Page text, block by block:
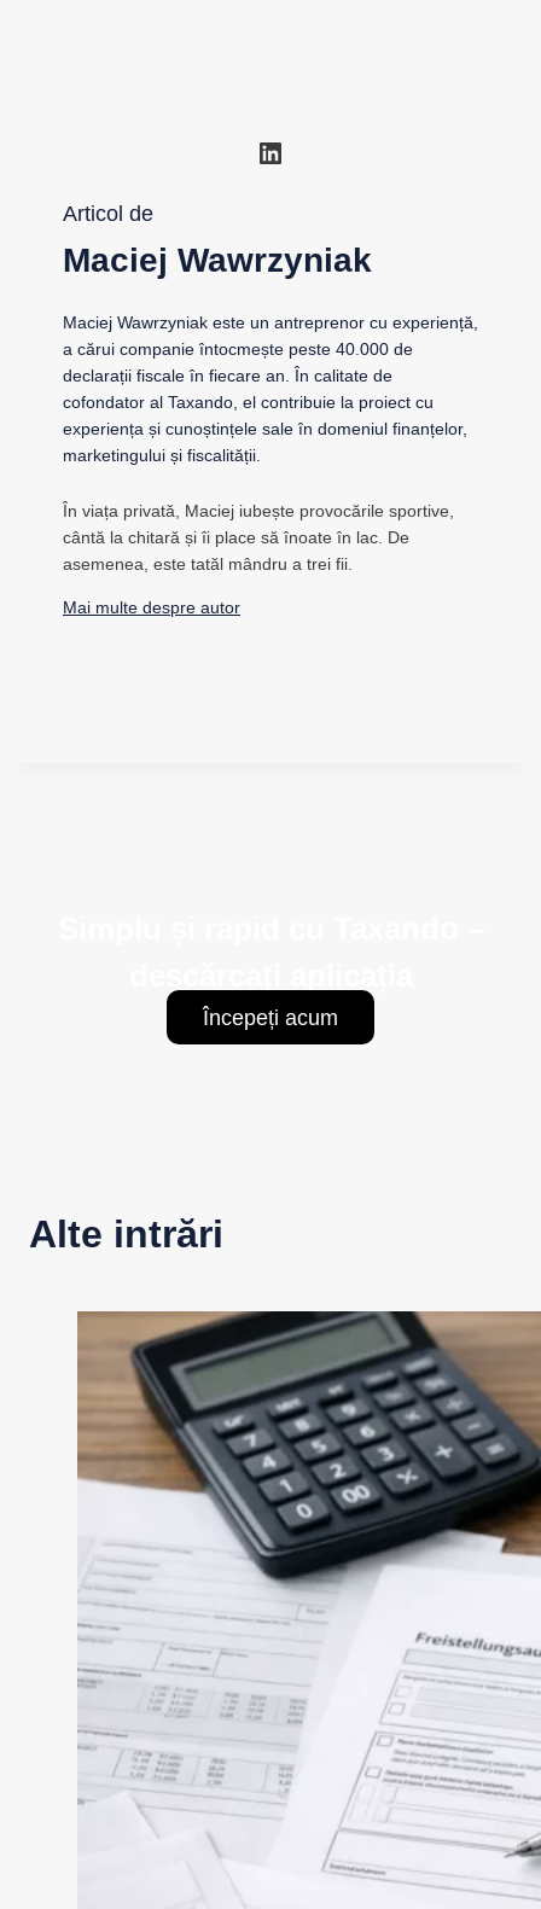
LinkedIn
Articol de
Maciej Wawrzyniak
Maciej Wawrzyniak este un antreprenor cu experiență,
a cărui companie întocmește peste 40.000 de
declarații fiscale în fiecare an. În calitate de
cofondator al Taxando, el contribuie la proiect cu
experiența și cunoștințele sale în domeniul finanțelor,
marketingului și fiscalității.
În viața privată, Maciej iubește provocările sportive,
cântă la chitară și îi place să înoate în lac. De
asemenea, este tatăl mândru a trei fii.
Mai multe despre autor
Începeți acum
Alte intrări